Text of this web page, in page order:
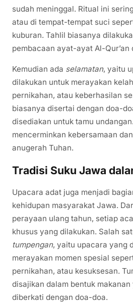
sudah meninggal. Ritual ini
atau di tempat-tempat suci
kuburan. Tahlil biasanya
pembacaan ayat-ayat Al-Qur’an
Kemudian ada selamatan, yaitu
dilakukan untuk merayakan
pernikahan, atau keberhasilan
biasanya disertai dengan doa-
disediakan untuk tamu
mencerminkan kebersamaan
anugerah Tuhan.
Tradisi Suku Jawa
Upacara adat juga menjadi
kehidupan masyarakat Jawa.
perayaan ulang tahun, setiap
khusus yang dilakukan. Salah
tumpengan, yaitu upacara yang
merayakan momen spesial
pernikahan, atau kesuksesan.
disajikan dalam bentuk
diberkati dengan doa-doa.